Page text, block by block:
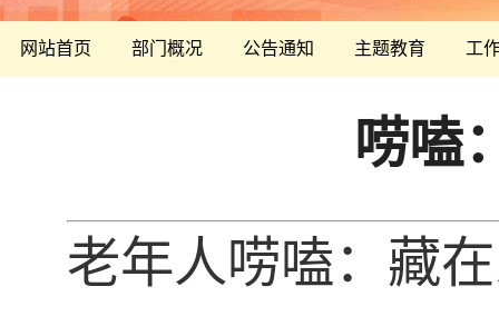
网站首页 部门概况 公告通知 主题教育 工
唠嗑
老年人唠嗑：藏